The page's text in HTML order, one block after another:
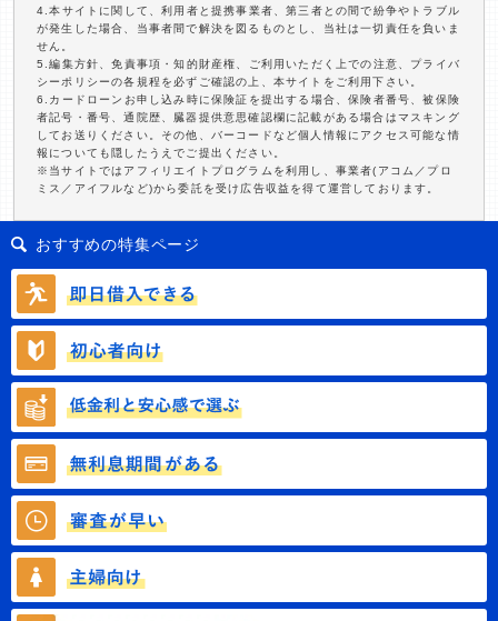
4.本サイトに関して、利用者と提携事業者、第三者との間で紛争やトラブル
が発生した場合、当事者間で解決を図るものとし、当社は一切責任を負いま
せん。
5.編集方針、免責事項・知的財産権、ご利用いただく上での注意、プライバ
シーポリシーの各規程を必ずご確認の上、本サイトをご利用下さい。
6.カードローンお申し込み時に保険証を提出する場合、保険者番号、被保険
者記号・番号、通院歴、臓器提供意思確認欄に記載がある場合はマスキング
してお送りください。その他、バーコードなど個人情報にアクセス可能な情
報についても隠したうえでご提出ください。
※当サイトではアフィリエイトプログラムを利用し、事業者(アコム／プロ
ミス／アイフルなど)から委託を受け広告収益を得て運営しております。
おすすめの特集ページ